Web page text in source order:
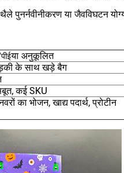
पुनर्नवीनीकरण या जैवविघटन
या अनुकूलित
के साथ खड़े बैग
कई SKU
का भोजन, खाद्य पदार्थ, प्रोटीन